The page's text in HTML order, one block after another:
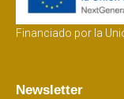
Financiado por la
Newsletter